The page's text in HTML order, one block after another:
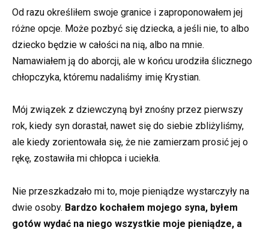
Od razu określiłem swoje granice i zaproponowałem jej
różne opcje. Może pozbyć się dziecka, a jeśli nie, to albo
dziecko będzie w całości na nią, albo na mnie.
Namawiałem ją do aborcji, ale w końcu urodziła ślicznego
chłopczyka, któremu nadaliśmy imię Krystian.
Mój związek z dziewczyną był znośny przez pierwszy
rok, kiedy syn dorastał, nawet się do siebie zbliżyliśmy,
ale kiedy zorientowała się, że nie zamierzam prosić jej o
rękę, zostawiła mi chłopca i uciekła.
Nie przeszkadzało mi to, moje pieniądze wystarczyły na
dwie osoby. Bardzo kochałem mojego syna, byłem
gotów wydać na niego wszystkie moje pieniądze, a